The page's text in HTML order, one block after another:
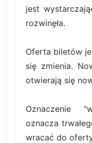
jest
rozwinęła.
Oferta biletów
się zmienia.
otwierają się
Oznaczenie
oznacza
wracać do